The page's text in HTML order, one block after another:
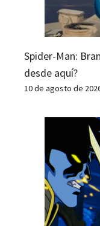
Spider-Man:
desde aquí?
10 de agosto de